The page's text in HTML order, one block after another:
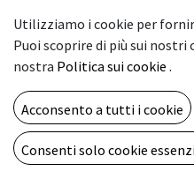
Copyright ©
Utilizziamo i cookie per
Puoi scoprire di più sui
nostra Politica sui cookie .
Acconsento a tutti i cookie
Consenti solo cookie